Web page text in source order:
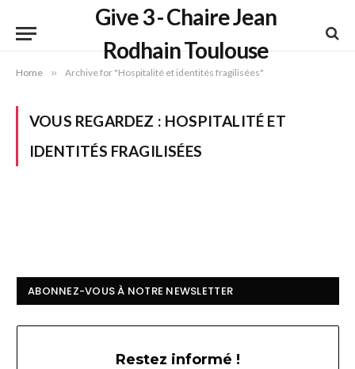
Give 3 - Chaire Jean
Rodhain Toulouse
Home » Archive for "Hospitalité et identités fragilisées"
VOUS REGARDEZ : HOSPITALITÉ ET
IDENTITÉS FRAGILISÉES
ABONNEZ-VOUS À NOTRE NEWSLETTER
Restez informé !